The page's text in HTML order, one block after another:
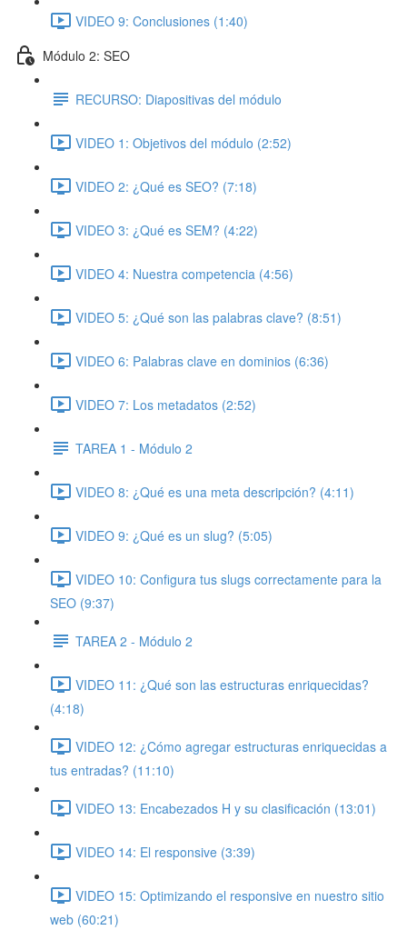
VIDEO 9: Conclusiones (1:40)
Módulo 2: SEO
RECURSO: Diapositivas del módulo
VIDEO 1: Objetivos del módulo (2:52)
VIDEO 2: ¿Qué es SEO? (7:18)
VIDEO 3: ¿Qué es SEM? (4:22)
VIDEO 4: Nuestra competencia (4:56)
VIDEO 5: ¿Qué son las palabras clave? (8:51)
VIDEO 6: Palabras clave en dominios (6:36)
VIDEO 7: Los metadatos (2:52)
TAREA 1 - Módulo 2
VIDEO 8: ¿Qué es una meta descripción? (4:11)
VIDEO 9: ¿Qué es un slug? (5:05)
VIDEO 10: Configura tus slugs correctamente para la
SEO (9:37)
TAREA 2 - Módulo 2
VIDEO 11: ¿Qué son las estructuras enriquecidas?
(4:18)
VIDEO 12: ¿Cómo agregar estructuras enriquecidas a
tus entradas? (11:10)
VIDEO 13: Encabezados H y su clasificación (13:01)
VIDEO 14: El responsive (3:39)
VIDEO 15: Optimizando el responsive en nuestro sitio
web (60:21)